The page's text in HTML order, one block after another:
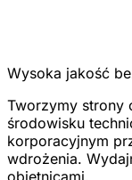
Wysoka jakość
Tworzymy strony
środowisku
korporacyjnym
wdrożenia.
obietnicami.